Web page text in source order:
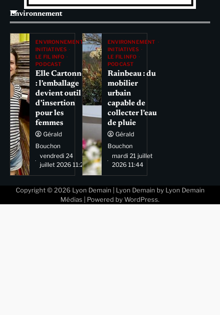
Environnement
ENVIRONNEMENT
INITIATIVES
LE FIL INFO
PODCAST
Elle Cartonne
: l’emballage
devient outil
d’insertion
pour les
femmes
Gérald
Bouchon
vendredi 24
juillet 2026 11:29
ENVIRONNEMENT
INITIATIVES
LE FIL INFO
PODCAST
Rainbeau : du
mobilier
urbain
capable de
collecter l’eau
de pluie
Gérald
Bouchon
mardi 21 juillet
2026 11:44
Copyright © 2026 Lyon Demain | Lyon Demain by Lyon Demain
Médias | Powered by WordPress.